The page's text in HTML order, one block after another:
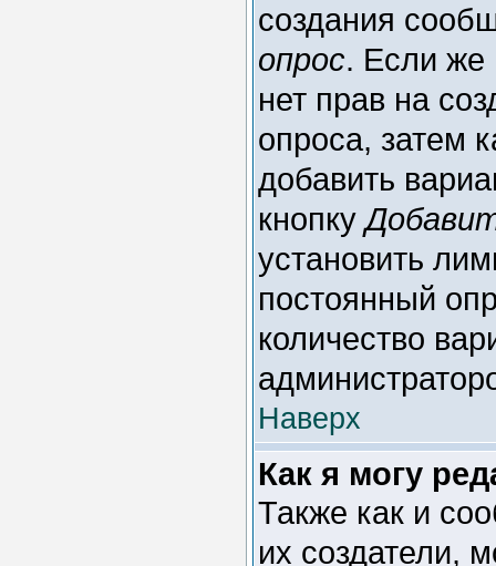
создания
опрос. Если же
нет прав на
опроса, затем
добавить
кнопку
установить
постоянный
количество
Наверх
Как я могу
Также как и
их создатели,